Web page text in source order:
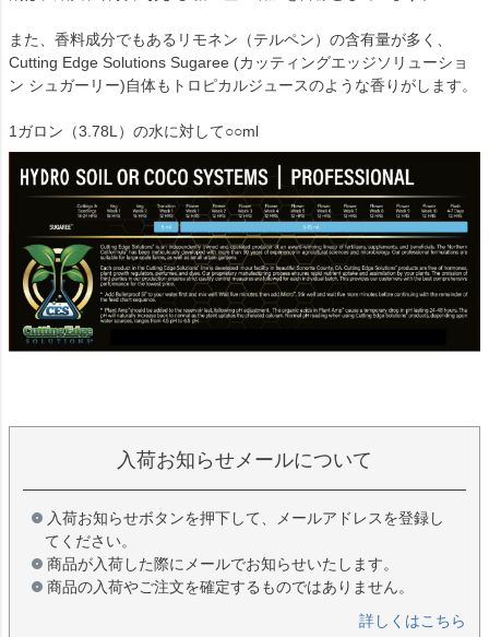
また、香料成分でもあるリモネン（テルペン）の含有量が多く、
Cutting Edge Solutions Sugaree (カッティングエッジソリューショ
ン シュガーリー)自体もトロピカルジュースのような香りがします。
1ガロン（3.78L）の水に対して○○ml
入荷お知らせメールについて
入荷お知らせボタンを押下して、メールアドレスを登録し
てください。
商品が入荷した際にメールでお知らせいたします。
商品の入荷やご注文を確定するものではありません。
詳しくはこちら